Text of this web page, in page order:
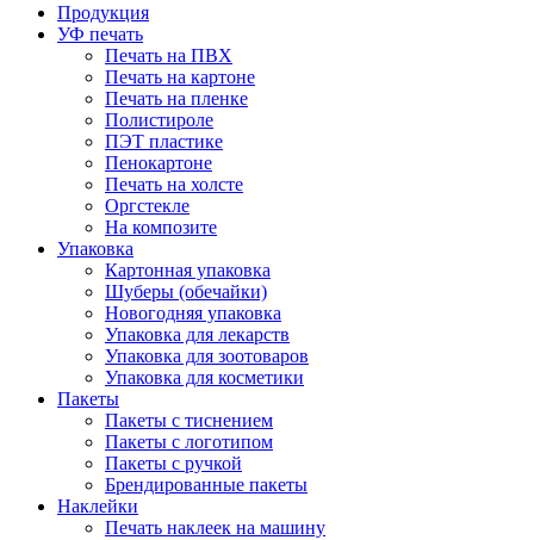
Продукция
УФ печать
Печать на ПВХ
Печать на картоне
Печать на пленке
Полистироле
ПЭТ пластике
Пенокартоне
Печать на холсте
Оргстекле
На композите
Упаковка
Картонная упаковка
Шуберы (обечайки)
Новогодняя упаковка
Упаковка для лекарств
Упаковка для зоотоваров
Упаковка для косметики
Пакеты
Пакеты с тиснением
Пакеты с логотипом
Пакеты с ручкой
Брендированные пакеты
Наклейки
Печать наклеек на машину